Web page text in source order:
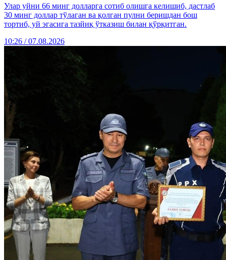
Улар уйни 66 минг долларга сотиб олишга келишиб, дастлаб
30 минг доллар тўлаган ва қолган пулни беришдан бош
тортиб, уй эгасига тазйиқ ўтказиш билан қўрқитган.
10:26 / 07.08.2026